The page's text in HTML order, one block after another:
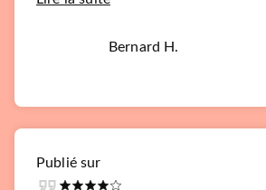
Bernard H.
Publié sur